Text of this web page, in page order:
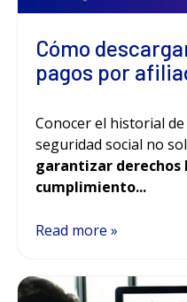
Cómo
pagos por
Conocer el historial
seguridad social no
garantizar derechos
cumplimiento...
Read more »